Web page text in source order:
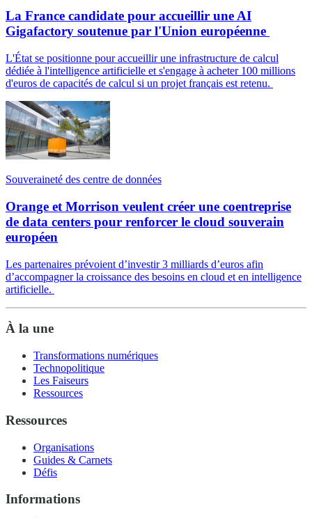
La France candidate pour accueillir une AI
Gigafactory soutenue par l'Union européenne
L'État se positionne pour accueillir une infrastructure de calcul
dédiée à l'intelligence artificielle et s'engage à acheter 100 millions
d'euros de capacités de calcul si un projet français est retenu.
Souveraineté des centre de données
Orange et Morrison veulent créer une coentreprise
de data centers pour renforcer le cloud souverain
européen
Les partenaires prévoient d’investir 3 milliards d’euros afin
d’accompagner la croissance des besoins en cloud et en intelligence
artificielle.
À la une
Transformations numériques
Technopolitique
Les Faiseurs
Ressources
Ressources
Organisations
Guides & Carnets
Défis
Informations